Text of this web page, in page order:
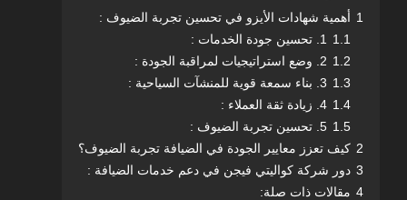
1 أهمية شهادات الأيزو في تحسين تجربة الضيوف :
1.1
1. تحسين جودة الخدمات :
1.2 2. وضع استراتيجيات لمراقبة الجودة :
1.3 3. بناء سمعة قوية للمنشآت السياحية :
1.4 4. زيادة ثقة العملاء :
1.5 5. تحسين تجربة الضيوف :
2 كيف تعزز معايير الجودة في الضيافة تجربة الضيوف؟
3 دور شركة كواليتي فيجن في دعم خدمات الضيافة :
4 مقالات ذات صلة: